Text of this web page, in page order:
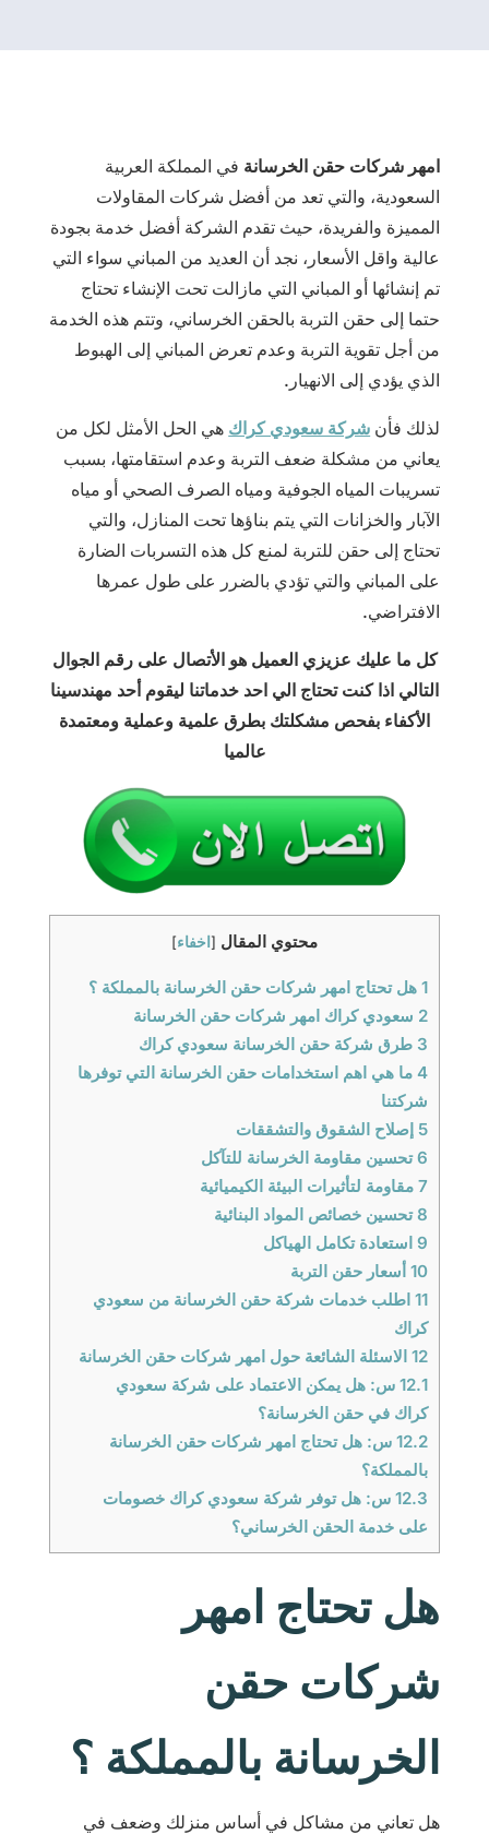
امهر شركات حقن الخرسانة في المملكة العربية
السعودية، والتي تعد من أفضل شركات المقاولات
المميزة والفريدة، حيث تقدم الشركة أفضل خدمة بجودة
عالية واقل الأسعار، نجد أن العديد من المباني سواء التي
تم إنشائها أو المباني التي مازالت تحت الإنشاء تحتاج
حتما إلى حقن التربة بالحقن الخرساني، وتتم هذه الخدمة
من أجل تقوية التربة وعدم تعرض المباني إلى الهبوط
الذي يؤدي إلى الانهيار.
لذلك فأن شركة سعودي كراك هي الحل الأمثل لكل من
يعاني من مشكلة ضعف التربة وعدم استقامتها، بسبب
تسريبات المياه الجوفية ومياه الصرف الصحي أو مياه
الآبار والخزانات التي يتم بناؤها تحت المنازل، والتي
تحتاج إلى حقن للتربة لمنع كل هذه التسربات الضارة
على المباني والتي تؤدي بالضرر على طول عمرها
الافتراضي.
كل ما عليك عزيزي العميل هو الأتصال على رقم الجوال
التالي اذا كنت تحتاج الي احد خدماتنا ليقوم أحد مهندسينا
الأكفاء بفحص مشكلتك بطرق علمية وعملية ومعتمدة
عالميا
محتوي المقال [ اخفاء]
1هل تحتاج امهر شركات حقن الخرسانة بالمملكة ؟
2 سعودي كراك امهر شركات حقن الخرسانة
3 طرق شركة حقن الخرسانة سعودي كراك
4ما هي اهم استخدامات حقن الخرسانة التي توفرها
شركتنا
5 إصلاح الشقوق والتشققات
6تحسين مقاومة الخرسانة للتآكل
7مقاومة لتأثيرات البيئة الكيميائية
8تحسين خصائص المواد البنائية
9استعادة تكامل الهياكل
10أسعار حقن التربة
11اطلب خدمات شركة حقن الخرسانة من سعودي
كراك
12الاسئلة الشائعة حول امهر شركات حقن الخرسانة
12.1س: هل يمكن الاعتماد على شركة سعودي
كراك في حقن الخرسانة؟
12.2س: هل تحتاج امهر شركات حقن الخرسانة
بالمملكة؟
12.3س: هل توفر شركة سعودي كراك خصومات
على خدمة الحقن الخرساني؟
هل تحتاج امهر
شركات حقن
الخرسانة بالمملكة ؟
هل تعاني من مشاكل في أساس منزلك وضعف في